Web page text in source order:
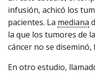
infusión, achicó los
pacientes. La mediana
la que los tumores de
cáncer no se diseminó,
En otro estudio,